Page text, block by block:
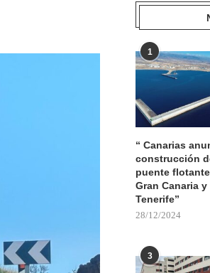
1
“ Canarias
construcción
puente
Gran Canaria y
Tenerife”
28/12/2024
3